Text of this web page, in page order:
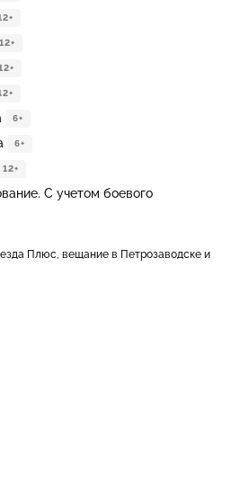
12+
6+
6+
12+
С учетом боевого
Плюс, вещание в Петрозаводске и